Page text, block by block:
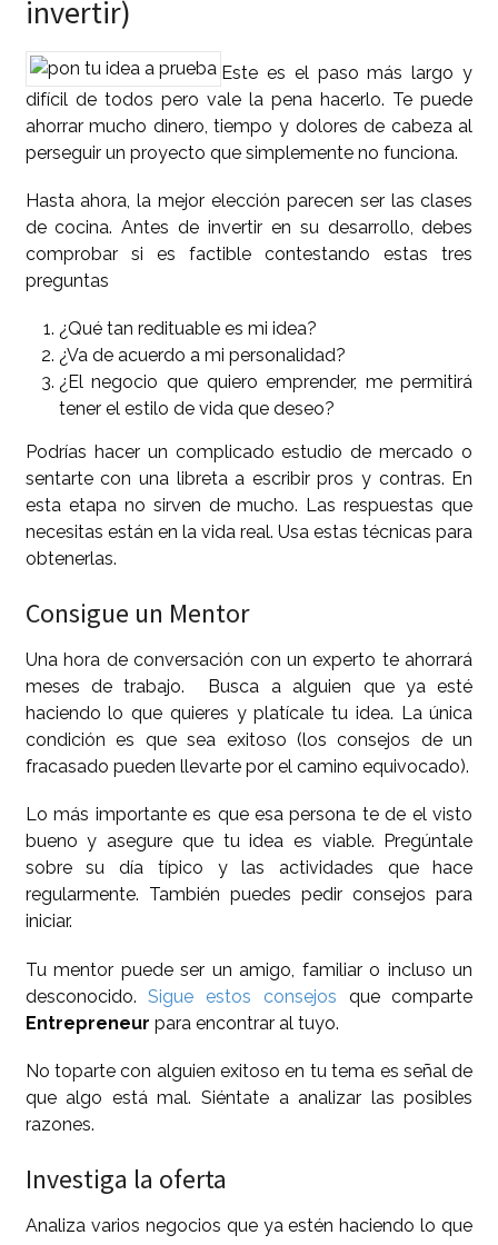
invertir)
Este es el paso más largo y
difícil de todos pero vale la pena hacerlo. Te puede
ahorrar mucho dinero, tiempo y dolores de cabeza al
perseguir un proyecto que simplemente no funciona.
Hasta ahora, la mejor elección parecen ser las clases
de cocina. Antes de invertir en su desarrollo, debes
comprobar si es factible contestando estas tres
preguntas
¿Qué tan redituable es mi idea?
¿Va de acuerdo a mi personalidad?
¿El negocio que quiero emprender, me permitirá
tener el estilo de vida que deseo?
Podrías hacer un complicado estudio de mercado o
sentarte con una libreta a escribir pros y contras. En
esta etapa no sirven de mucho. Las respuestas que
necesitas están en la vida real. Usa estas técnicas para
obtenerlas.
Consigue un Mentor
Una hora de conversación con un experto te ahorrará
meses de trabajo. Busca a alguien que ya esté
haciendo lo que quieres y platícale tu idea. La única
condición es que sea exitoso (los consejos de un
fracasado pueden llevarte por el camino equivocado).
Lo más importante es que esa persona te de el visto
bueno y asegure que tu idea es viable. Pregúntale
sobre su día típico y las actividades que hace
regularmente. También puedes pedir consejos para
iniciar.
Tu mentor puede ser un amigo, familiar o incluso un
desconocido.Sigue estos consejos que comparte
Entrepreneur para encontrar al tuyo.
No toparte con alguien exitoso en tu tema es señal de
que algo está mal. Siéntate a analizar las posibles
razones.
Investiga la oferta
Analiza varios negocios que ya estén haciendo lo que